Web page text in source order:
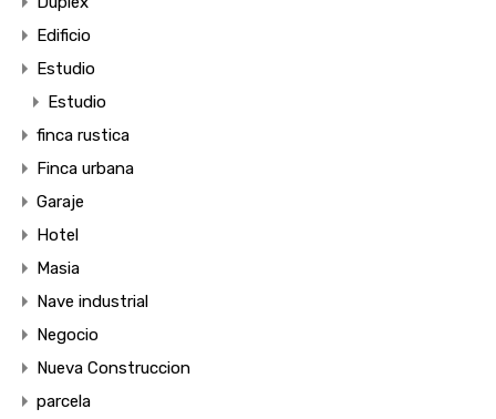
Edificio
Estudio
Estudio
finca rustica
Finca urbana
Garaje
Hotel
Masia
Nave industrial
Negocio
Nueva Construccion
parcela